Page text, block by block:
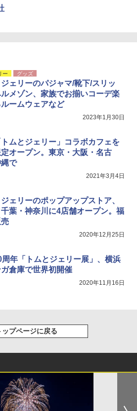
ャンパーズコレクション 山善] 傘みたいに
るだけ パッとサッとテント キューブワ
ュ 4人用 簡単設置 ポップアップテント P
150B エクルベージュ
退スプレー 熊よけスプレー 熊スプレー
本企業販売】超強力クマ対策スプレー 30
えテント トイレテント 透けない【換気
窓付き】収納袋付き UVカット 防水 防災
ー グッズ
ジェリーのパジャマ/靴下/スリッ
メゾン、家族でお揃いコーデ楽
ルームウェアなど
2023年1月30日
ムとジェリー」コラボカフェを
オープン。東京・大阪・名古
で
2021年3月4日
ジェリーのポップアップストア、
葉・神奈川に4店舗オープン。福
2020年12月25日
周年「トムとジェリー展」、横浜
倉庫で世界初開催
2020年11月16日
ップページに戻る